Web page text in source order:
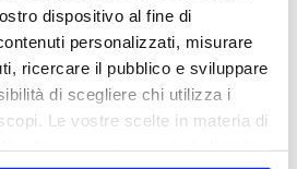
dispositivo al fine di
personalizzati, misurare
ricercare il pubblico e sviluppare
di scegliere chi utilizza i
Le vostre scelte in materia di